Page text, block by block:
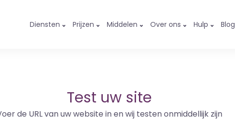
Diensten Prijzen Middelen Over ons Hulp Blog
Test uw site
de URL van uw website in en wij testen onmiddellijk zijn